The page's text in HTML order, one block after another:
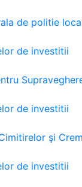
de politie
de investitii
de investitii
şi
de investitii